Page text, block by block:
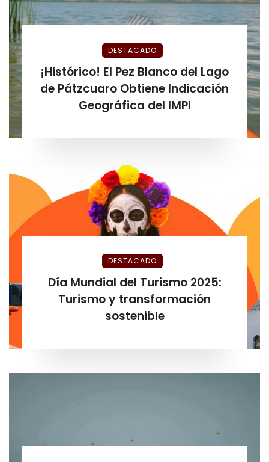
DESTACADO
¡Histórico! El Pez Blanco del Lago
de Pátzcuaro Obtiene Indicación
Geográfica del IMPI
DESTACADO
Día Mundial del Turismo 2025:
Turismo y transformación
sostenible